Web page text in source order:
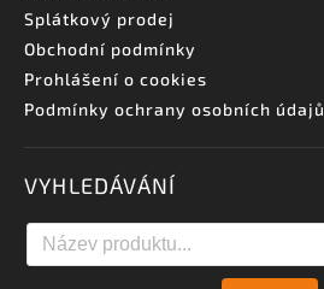
Splátkový prodej
Obchodní podmínky
Prohlášení o cookies
Podmínky ochrany osobních údajů
VYHLEDÁVÁNÍ